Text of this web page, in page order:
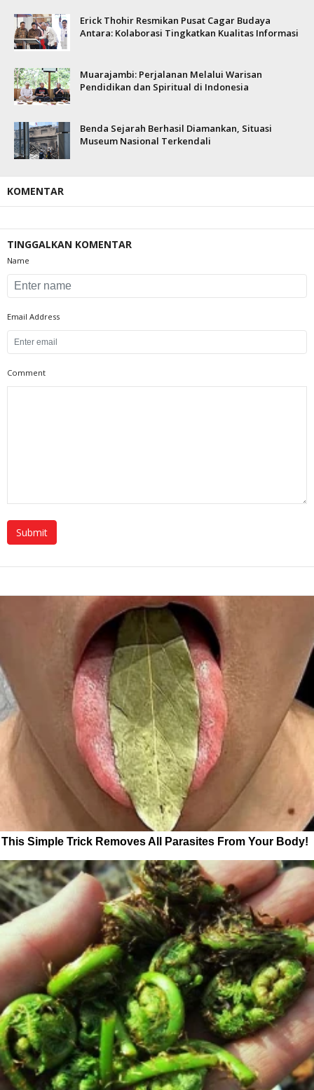
Erick Thohir Resmikan Pusat Cagar Budaya
Antara: Kolaborasi Tingkatkan Kualitas Informasi
Muarajambi: Perjalanan Melalui Warisan
Pendidikan dan Spiritual di Indonesia
Benda Sejarah Berhasil Diamankan, Situasi
Museum Nasional Terkendali
KOMENTAR
TINGGALKAN KOMENTAR
Name
Email Address
Comment
This Simple Trick Removes All Parasites From Your Body!